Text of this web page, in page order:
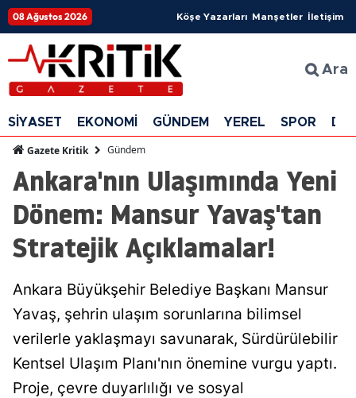
08 Ağustos 2026 Köşe Yazarları Manşetler İletişim
Ara
SİYASET EKONOMİ GÜNDEM YEREL SPOR
Gazete Kritik Gündem
Ankara'nın Ulaşımında Yeni
Dönem: Mansur Yavaş'tan
Stratejik Açıklamalar!
Ankara Büyükşehir Belediye Başkanı Mansur
Yavaş, şehrin ulaşım sorunlarına bilimsel
verilerle yaklaşmayı savunarak, Sürdürülebilir
Kentsel Ulaşım Planı'nın önemine vurgu yaptı.
Proje, çevre duyarlılığı ve sosyal